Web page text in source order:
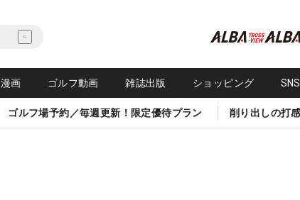
漫画 ゴルフ動画 雑誌出版 ショッピング
ゴルフ場予約／毎週更新！限定優待プラン 削り出しの打